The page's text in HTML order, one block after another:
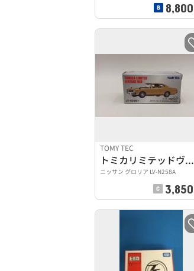
8,800
TOMY TEC
トミカリミテッドヴィンテージネオ
ニッサン グロリア LV-N258A
3,850